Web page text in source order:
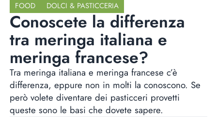
FOOD DOLCI & PASTICCERIA
Conoscete la differenza
tra meringa italiana e
meringa francese?
Tra meringa italiana e meringa francese c’è
differenza, eppure non in molti la conoscono. Se
però volete diventare dei pasticceri provetti
queste sono le basi che dovete sapere.